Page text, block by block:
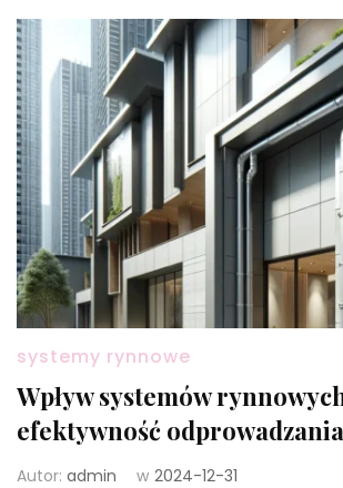
systemy rynnowe
Wpływ systemów
efektywność
Autor: admin w 2024-12-31